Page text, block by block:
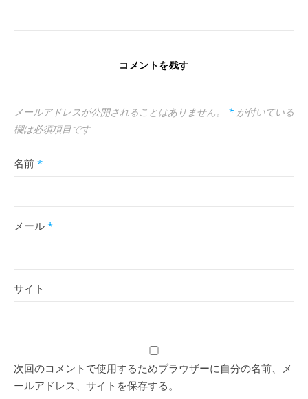
コメントを残す
メールアドレスが公開されることはありません。 * が付いている
欄は必須項目です
名前 *
メール *
サイト
次回のコメントで使用するためブラウザーに自分の名前、メ
ールアドレス、サイトを保存する。